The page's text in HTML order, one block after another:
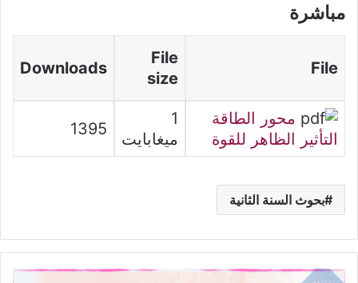
مباشرة
File
File
size
Downloads
محور الطاقة
التأثير الظاهر للقوة
1
ميغابايت
1395
بحوث السنة الثانية
القضايا